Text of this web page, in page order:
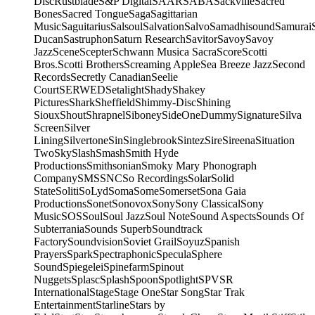
BonesSacred TongueSagaSagittarian
MusicSaguitariusSalsoulSalvationSalvoSamadhisoundSamurai
DucanSastruphonSaturn ResearchSavitorSavoySavoy
JazzSceneScepterSchwann Musica SacraScoreScotti
Bros.Scotti BrothersScreaming AppleSea Breeze JazzSecond
RecordsSecretly CanadianSeelie
CourtSERWEDSetalightShadyShakey
PicturesSharkSheffieldShimmy-DiscShining
SiouxShoutShrapnelSiboneySideOneDummySignatureSilva
ScreenSilver
LiningSilvertoneSinSinglebrookSintezSireSireenaSituation
TwoSkySlashSmashSmith Hyde
ProductionsSmithsonianSmoky Mary Phonograph
CompanySMSSNCSo RecordingsSolarSolid
StateSolitiSoLydSomaSomeSomersetSona Gaia
ProductionsSonetSonovoxSonySony ClassicalSony
MusicSOSSoulSoul JazzSoul NoteSound AspectsSounds Of
SubterraniaSounds SuperbSoundtrack
FactorySoundvisionSoviet GrailSoyuzSpanish
PrayersSparkSpectraphonicSpeculaSphere
SoundSpiegeleiSpinefarmSpinout
NuggetsSplascSplashSpoonSpotlightSPVSR
InternationalStageStage OneStar SongStar Trak
EntertainmentStarlineStars by